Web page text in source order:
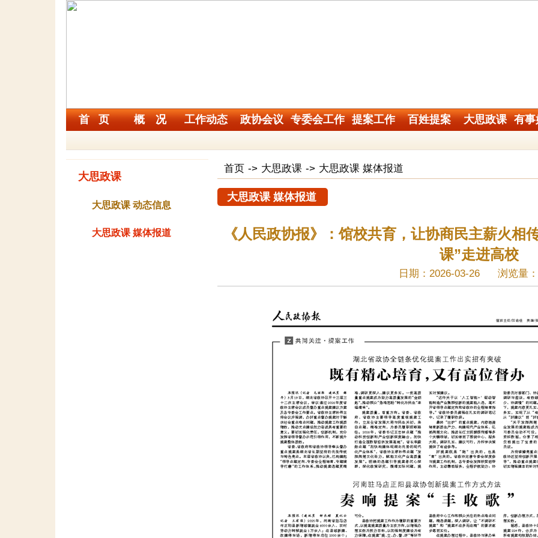
首 页 概 况 工作动态 政协会议 专委会工作 提案工作 百姓提案 大思政课 有事
大思政课
大思政课 动态信息
大思政课 媒体报道
首页 -> 大思政课 -> 大思政课 媒体报道
大思政课 媒体报道
《人民政协报》：馆校共育，让协商民主薪火
课”走进高校
日期：2026-03-26 浏览量